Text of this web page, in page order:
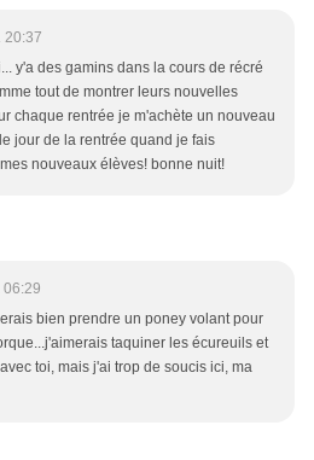
20:37
y'a des gamins dans la cours de récré
tout de montrer leurs nouvelles
chaque rentrée je m'achète un nouveau
jour de la rentrée quand je fais
nouveaux élèves! bonne nuit!
06:29
bien prendre un poney volant pour
taquiner les écureuils et
toi, mais j'ai trop de soucis ici, ma